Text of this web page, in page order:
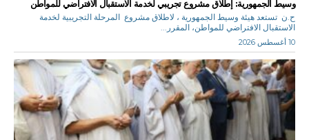
وسيط الجمهورية: إطلاق مشروع تجريبي لخدمة الاستقبال الافتراضي للمواطن
ح.ن تستعد هيئة وسيط الجمهورية ، لاطلاق مشروع المرحلة التجريبية لخدمة
الاستقبال الافتراضي للمواطن، المقرر...
10 أغسطس 2026